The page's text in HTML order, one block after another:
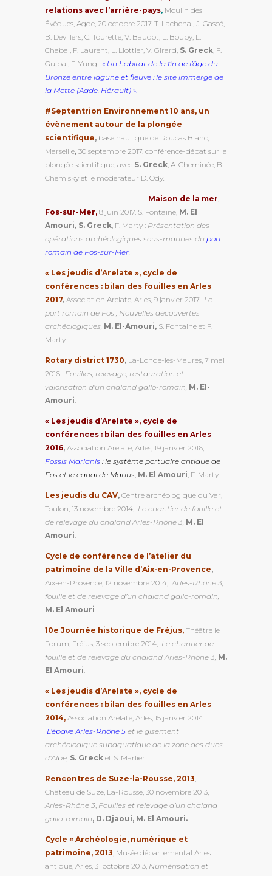
relations avec l’arrière-pays, Moulin des
Évêques, Agde, 20 octobre 2017. T. Lachenal, J. Gascó,
B. Devillers, C. Tourette, V. Baudot, L. Bouby, L.
Chabal, F. Laurent, L. Liottier, V. Girard, S. Greck, F.
Guibal, F. Yung : « Un habitat de la fin de l’âge du
Bronze entre lagune et fleuve : le site immergé de
la Motte (Agde, Hérault) ».
#Septentrion Environnement 10 ans, un
évènement autour de la plongée
scientifique, base nautique de Roucas Blanc,
Marseille, 30 septembre 2017. conférence-débat sur la
plongée scientifique, avec S. Greck, A. Cheminée, B.
Chemisky et le modérateur D. Ody.
Maison de la mer,
Fos-sur-Mer, 8 juin 2017. S. Fontaine, M. El
Amouri, S. Greck, F. Marty : Présentation des
opérations archéologiques sous-marines du port
romain de Fos-sur-Mer.
« Les jeudis d’Arelate », cycle de
conférences : bilan des fouilles en Arles
2017, Association Arelate, Arles, 9 janvier 2017. Le
port romain de Fos ; Nouvelles découvertes
archéologiques, M. El-Amouri, S. Fontaine et F.
Marty.
Rotary district 1730, La-Londe-les-Maures, 7 mai
2016. Fouilles, relevage, restauration et
valorisation d’un chaland gallo-romain, M. El-
Amouri.
« Les jeudis d’Arelate », cycle de
conférences : bilan des fouilles en Arles
2016, Association Arelate, Arles, 19 janvier 2016,
Fossis Marianis : le système portuaire antique de
Fos et le canal de Marius, M. El Amouri, F. Marty.
Les jeudis du CAV, Centre archéologique du Var,
Toulon, 13 novembre 2014, Le chantier de fouille et
de relevage du chaland Arles-Rhône 3, M. El
Amouri.
Cycle de conférence de l’atelier du
patrimoine de la Ville d’Aix-en-Provence,
Aix-en-Provence, 12 novembre 2014,Arles-Rhône 3,
fouille et de relevage d’un chaland gallo-romain,
M. El Amouri.
10e Journée historique de Fréjus, Théâtre le
Forum, Fréjus, 3 septembre 2014, Le chantier de
fouille et de relevage du chaland Arles-Rhône 3, M.
El Amouri.
« Les jeudis d’Arelate », cycle de
conférences : bilan des fouilles en Arles
2014, Association Arelate, Arles, 15 janvier 2014.
L’épave Arles-Rhône 5 et le gisement
archéologique subaquatique de la zone des ducs-
d’Albe, S. Greck et S. Marlier.
Rencontres de Suze-la-Rousse, 2013,
Château de Suze, La-Rousse, 30 novembre 2013,
Arles-Rhône 3, Fouilles et relevage d’un chaland
gallo-romain, D. Djaoui, M. El Amouri.
Cycle « Archéologie, numérique et
patrimoine, 2013, Musée départemental Arles
antique, Arles, 31 octobre 2013, Numérisation et